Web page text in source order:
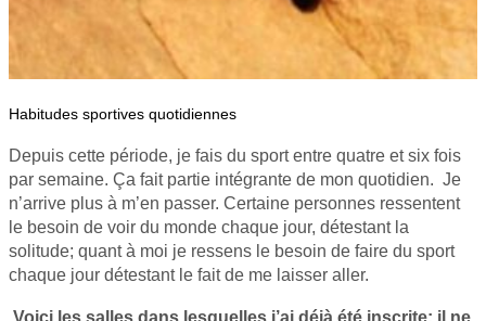
Habitudes sportives quotidiennes
Depuis cette période, je fais du sport entre quatre et six fois
par semaine. Ça fait partie intégrante de mon quotidien. Je
n’arrive plus à m’en passer. Certaine personnes ressentent
le besoin de voir du monde chaque jour, détestant la
solitude; quant à moi je ressens le besoin de faire du sport
chaque jour détestant le fait de me laisser aller.
Voici les salles dans lesquelles j’ai déjà été inscrite; il ne